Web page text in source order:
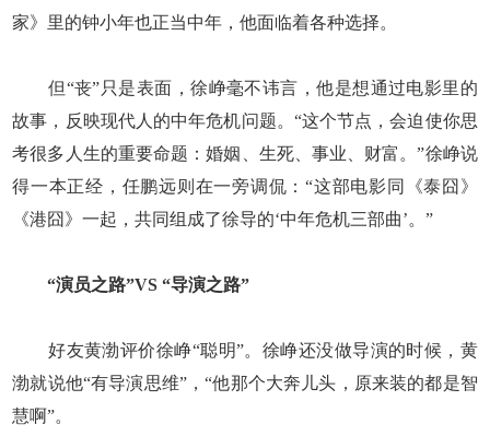
家》里的钟小年也正当中年，他面临着各种选择。
但“丧”只是表面，徐峥毫不讳言，他是想通过电影里的
故事，反映现代人的中年危机问题。“这个节点，会迫使你思
考很多人生的重要命题：婚姻、生死、事业、财富。”徐峥说
得一本正经，任鹏远则在一旁调侃：“这部电影同《泰囧》
《港囧》一起，共同组成了徐导的‘中年危机三部曲’。”
“演员之路”VS “导演之路”
好友黄渤评价徐峥“聪明”。徐峥还没做导演的时候，黄
渤就说他“有导演思维”，“他那个大奔儿头，原来装的都是智
慧啊”。